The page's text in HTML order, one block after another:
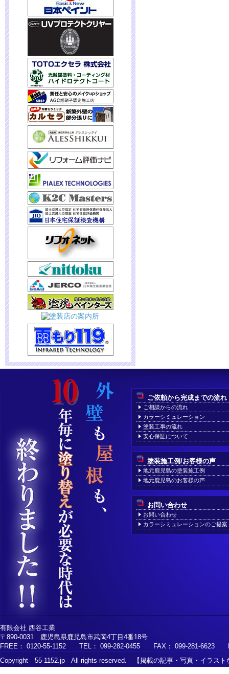
ご依頼から完成までの流れ
ご相談からの流れ
カラーシミュレーション
塗装工事の流れ
安心保証について
塗装施工例/お客様の声
地元鹿児島の塗装施工例
地元鹿児島のお客様の声
お問い合わせ
お問い合わせ
カラーシミュレーションのご提案
有限会社 西谷工業
〒890-0031 鹿児島県鹿児島市武岡4丁目4番18号
FREE： 0120-55-1152 TEL： 099-282-0455 FAX： 099-281-6623
Copyright 55-1152.jp All rights reserved. 【掲載の記事・写真・イラスト